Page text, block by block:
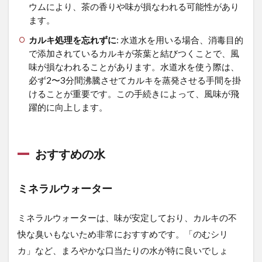
ウムにより、茶の香りや味が損なわれる可能性があり
ます。
カルキ処理を忘れずに: 水道水を用いる場合、消毒目的
で添加されているカルキが茶葉と結びつくことで、風
味が損なわれることがあります。水道水を使う際は、
必ず2〜3分間沸騰させてカルキを蒸発させる手間を掛
けることが重要です。この手続きによって、風味が飛
躍的に向上します。
おすすめの水
ミネラルウォーター
ミネラルウォーターは、味が安定しており、カルキの不
快な臭いもないため非常におすすめです。「のむシリ
カ」など、まろやかな口当たりの水が特に良いでしょ